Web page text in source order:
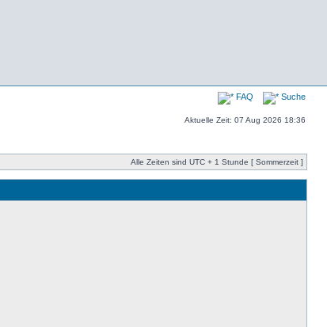
FAQ Suche
Aktuelle Zeit: 07 Aug 2026 18:36
Alle Zeiten sind UTC + 1 Stunde [ Sommerzeit ]